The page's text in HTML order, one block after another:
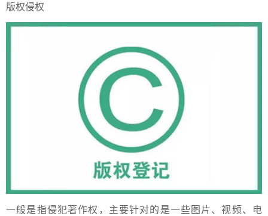
版权侵权
一般是指侵犯著作权，主要针对的是一些图片、视频、电